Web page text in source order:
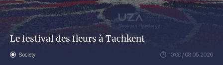
Le festival des fleurs à Tachkent
Society 10:00 / 08.05.2026